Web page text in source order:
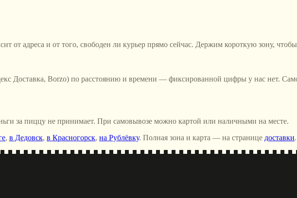
от адреса и от того, свободен ли курьер прямо сейчас. Держим короткую зону,
Доставка, Borzo) по расстоянию и времени — фиксированной цифры у нас нет.
за пиццу не принимает. При самовывозе можно картой или наличными на месте.
, в Дедовск, в Красногорск, на Рублёвку. Полная зона и карта — на странице доставки.